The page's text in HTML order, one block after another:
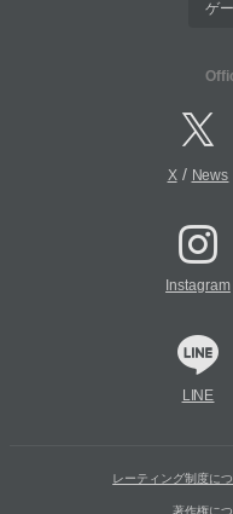
ゲ
X/ News
Instagram
LINE
レーティング制度に
著作権に